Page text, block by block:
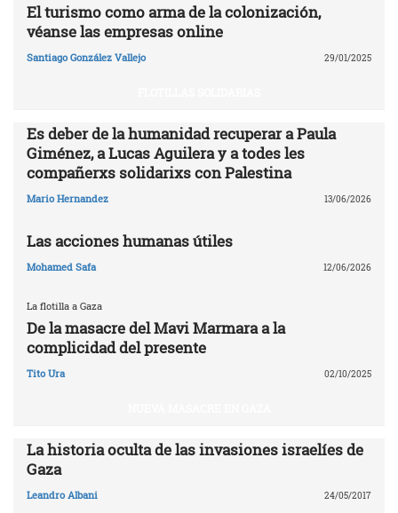
El turismo como arma de la colonización,
véanse las empresas online
Santiago González Vallejo 29/01/2025
Es deber de la humanidad recuperar a Paula
Giménez, a Lucas Aguilera y a todes les
compañerxs solidarixs con Palestina
Mario Hernandez 13/06/2026
Las acciones humanas útiles
Mohamed Safa 12/06/2026
La flotilla a Gaza
De la masacre del Mavi Marmara a la
complicidad del presente
Tito Ura 02/10/2025
La historia oculta de las invasiones israelíes de
Gaza
Leandro Albani 24/05/2017